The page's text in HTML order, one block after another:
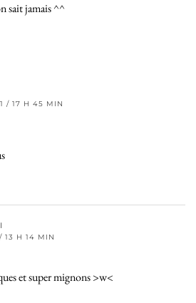
sait jamais ^^
/ 17 H 45 MIN
13 H 14 MIN
et super mignons >w<